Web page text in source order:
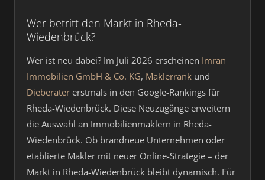
Wer betritt den Markt in Rheda-
Wiedenbrück?
Wer ist neu dabei? Im Juli 2026 erscheinen Imran
Immobilien GmbH & Co. KG, Maklerrank und
Dieberater erstmals in den Google-Rankings für
Rheda-Wiedenbrück. Diese Neuzugänge erweitern
die Auswahl an Immobilienmaklern in Rheda-
Wiedenbrück. Ob brandneue Unternehmen oder
etablierte Makler mit neuer Online-Strategie – der
Markt in Rheda-Wiedenbrück bleibt dynamisch. Für